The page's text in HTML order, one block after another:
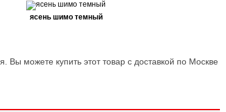
ясень шимо темный
можете купить этот товар с доставкой по Москве